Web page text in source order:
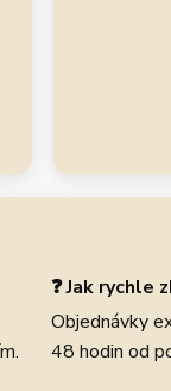
❓ Jak
Objednávky
48 hodin od